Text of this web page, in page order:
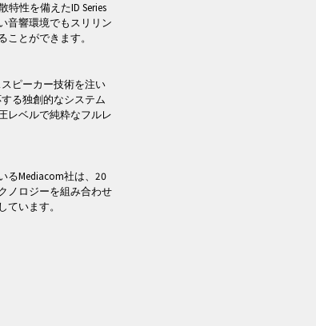
性を備えたID Series
音響環境でもスリリン
とができます。
ピーカー技術を注い
る独創的なシステム
レベルで純粋なフルレ
るMediacom社は、20
ノロジーを組み合わせ
います。